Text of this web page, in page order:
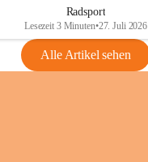
18_2026
Radsport
Lesezeit 3 Minuten•27. Juli 2026
Alle Artikel sehen